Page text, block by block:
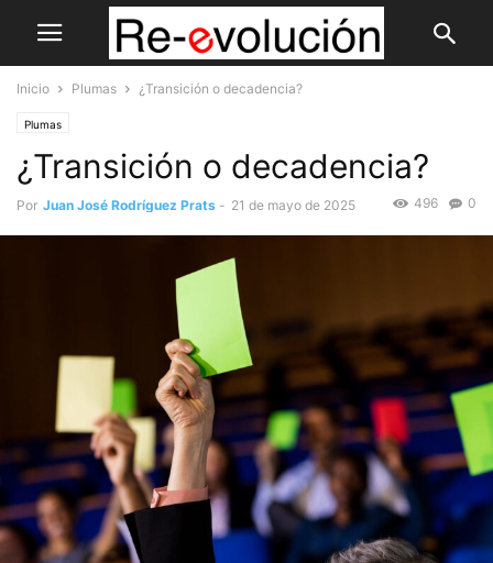
Inicio Plumas ¿Transición o decadencia?
Plumas
¿Transición o decadencia?
Por Juan José Rodríguez Prats - 21 de mayo de 2025 0
496